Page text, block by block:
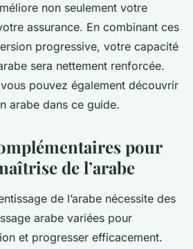
non seulement votre
assurance. En combinant ces
progressive, votre capacité
sera nettement renforcée.
pouvez également découvrir
arabe dans ce guide.
pour
de l’arabe
de l’arabe nécessite des
arabe variées pour
et progresser efficacement.